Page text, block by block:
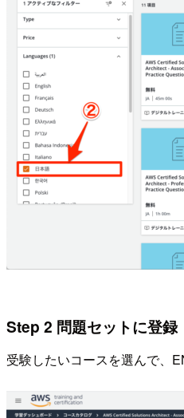
Step 2 問題セットに登録
受験したいコースを選んで、